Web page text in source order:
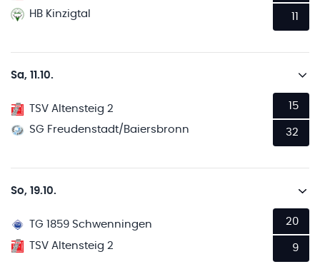
HB Kinzigtal
Sa, 11.10.
TSV Altensteig 2
SG Freudenstadt/Baiersbronn
15
32
So, 19.10.
TG 1859 Schwenningen
TSV Altensteig 2
20
9